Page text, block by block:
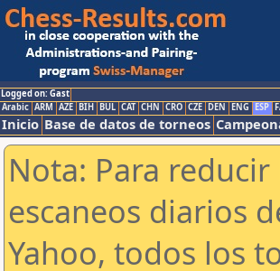
Logged on: Gast
Arabic ARM AZE BIH BUL CAT CHN CRO CZE DEN ENG ESP
Inicio Base de datos de torneos
Nota: Para
escaneos diarios
Yahoo, todos los